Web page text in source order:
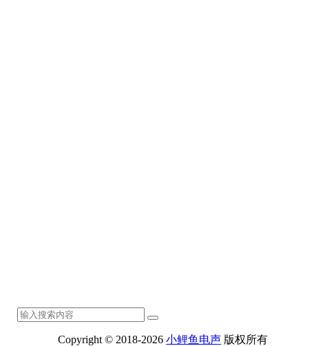
Copyright © 2018-2026小鲤鱼电声 版权所有